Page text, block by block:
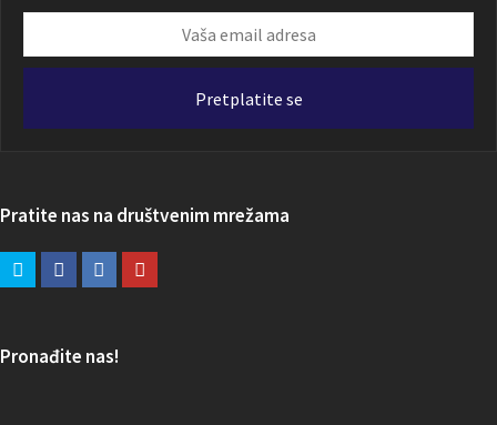
email
Pretplatite se
Pratite nas na društvenim mrežama
Pronađite nas!